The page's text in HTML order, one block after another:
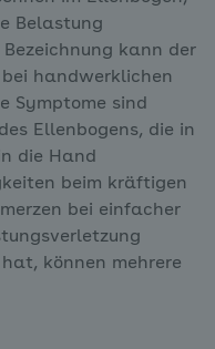
Belastung
kann der
handwerklichen
Symptome sind
Ellenbogens, die in
die Hand
beim kräftigen
bei einfacher
können mehrere